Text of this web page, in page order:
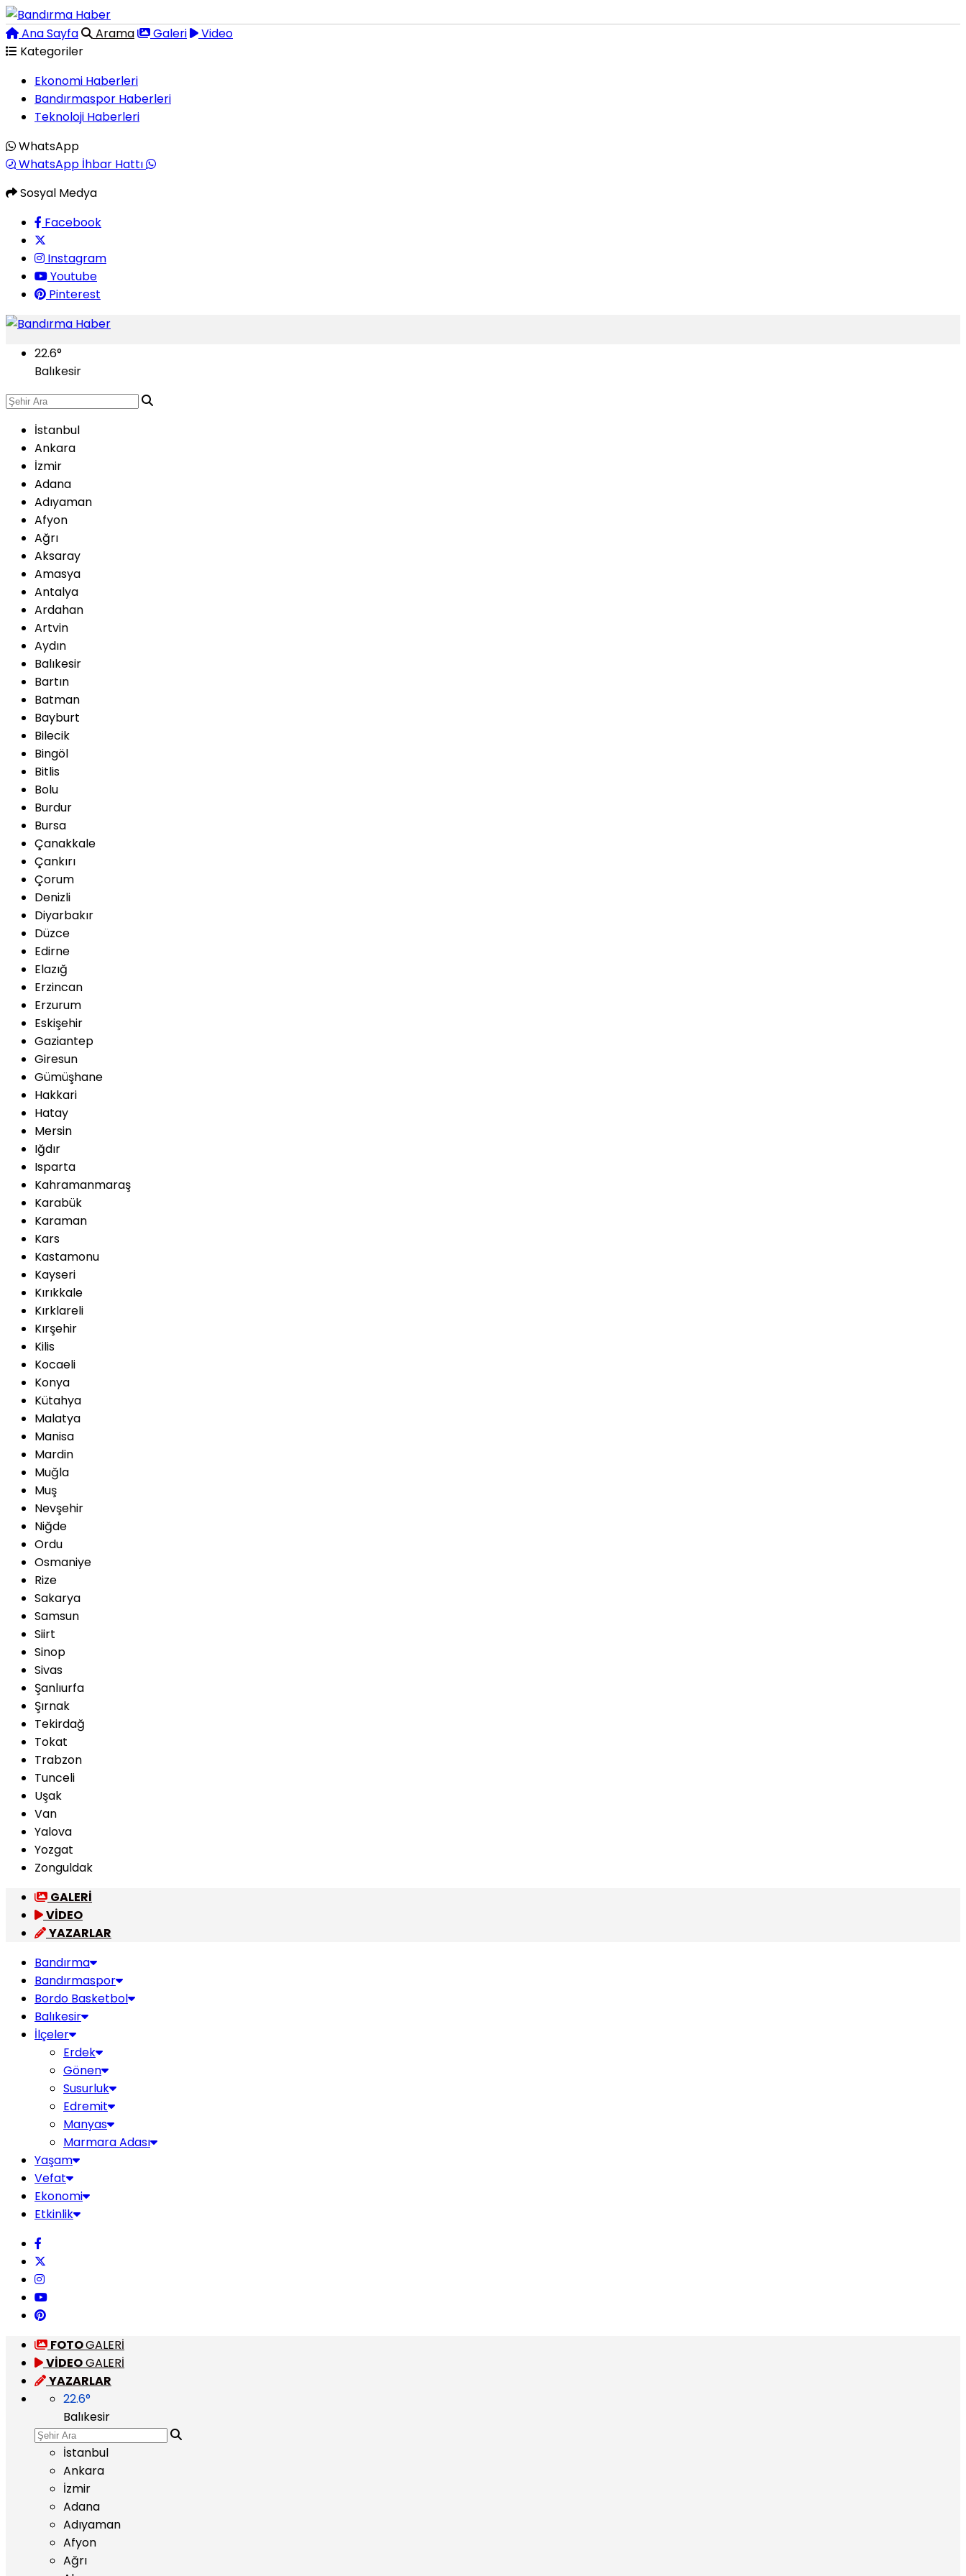
Ana Sayfa Arama Galeri
Video
Kategoriler
Ekonomi Haberleri
Bandırmaspor Haberleri
Teknoloji Haberleri
WhatsApp
WhatsApp İhbar Hattı
Sosyal Medya
Facebook
Instagram
Youtube
Pinterest
22.6°
Balıkesir
İstanbul
Ankara
İzmir
Adana
Adıyaman
Afyon
Ağrı
Aksaray
Amasya
Antalya
Ardahan
Artvin
Aydın
Balıkesir
Bartın
Batman
Bayburt
Bilecik
Bingöl
Bitlis
Bolu
Burdur
Bursa
Çanakkale
Çankırı
Çorum
Denizli
Diyarbakır
Düzce
Edirne
Elazığ
Erzincan
Erzurum
Eskişehir
Gaziantep
Giresun
Gümüşhane
Hakkari
Hatay
Mersin
Iğdır
Isparta
Kahramanmaraş
Karabük
Karaman
Kars
Kastamonu
Kayseri
Kırıkkale
Kırklareli
Kırşehir
Kilis
Kocaeli
Konya
Kütahya
Malatya
Manisa
Mardin
Muğla
Muş
Nevşehir
Niğde
Ordu
Osmaniye
Rize
Sakarya
Samsun
Siirt
Sinop
Sivas
Şanlıurfa
Şırnak
Tekirdağ
Tokat
Trabzon
Tunceli
Uşak
Van
Yalova
Yozgat
Zonguldak
GALERİ
VİDEO
YAZARLAR
Bandırma
Bandırmaspor
Bordo Basketbol
Balıkesir
İlçeler
Erdek
Gönen
Susurluk
Edremit
Manyas
Marmara Adası
Yaşam
Vefat
Ekonomi
Etkinlik
FOTOGALERİ
VİDEOGALERİ
YAZARLAR
22.6°
Balıkesir
İstanbul
Ankara
İzmir
Adana
Adıyaman
Afyon
Ağrı